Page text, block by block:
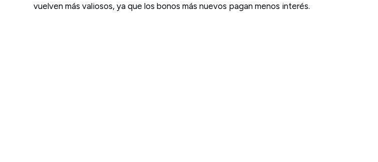
vuelven más valiosos, ya que los bonos más nuevos pagan menos interés.